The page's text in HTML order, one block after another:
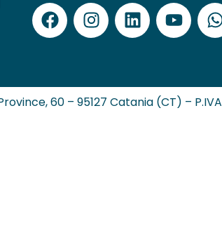
60 – 95127 Catania (CT) – P.IVA